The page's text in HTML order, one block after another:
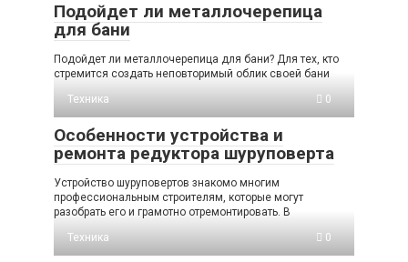
Подойдет ли металлочерепица
для бани
Подойдет ли металлочерепица для бани? Для тех, кто
стремится создать неповторимый облик своей бани
Техника
0
Особенности устройства и
ремонта редуктора шуруповерта
Устройство шуруповертов знакомо многим
профессиональным строителям, которые могут
разобрать его и грамотно отремонтировать. В
Техника
0